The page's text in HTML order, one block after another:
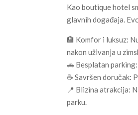
Kao boutique hotel
glavnih događaja.
🏨 Komfor i luksuz:
nakon uživanja u
🚗 Besplatan
☕ Savršen doručak:
📍 Blizina atrakcija:
parku.